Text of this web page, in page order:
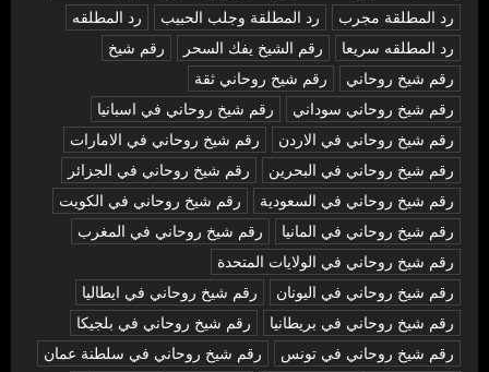
رد المطلقة مجرب
رد المطلقة وجلب الحبيب
رد المطلقه
رد المطلقه سريعا
رقم الشيخ يفك السحر
رقم شيخ
رقم شيخ روحاني
رقم شيخ روحاني ثقة
رقم شيخ روحاني سوداني
رقم شيخ روحاني في اسبانيا
رقم شيخ روحاني في الاردن
رقم شيخ روحاني في الامارات
رقم شيخ روحاني في البحرين
رقم شيخ روحاني في الجزائر
رقم شيخ روحاني في السعودية
رقم شيخ روحاني في الكويت
رقم شيخ روحاني في المانيا
رقم شيخ روحاني في المغرب
رقم شيخ روحاني في الولايات المتحدة
رقم شيخ روحاني في اليونان
رقم شيخ روحاني في ايطاليا
رقم شيخ روحاني في بريطانيا
رقم شيخ روحاني في بلجيكا
رقم شيخ روحاني في تونس
رقم شيخ روحاني في سلطنة عمان